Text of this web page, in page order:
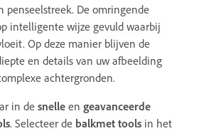
penseelstreek. De omringende
intelligente wijze gevuld waarbij
Op deze manier blijven de
en details van uw afbeelding
achtergronden.
in de snelle en geavanceerde
. Selecteer de balkmet tools in het